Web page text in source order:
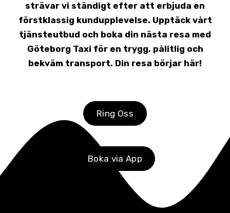
strävar vi ständigt efter att erbjuda en
förstklassig kundupplevelse. Upptäck vårt
tjänsteutbud och boka din nästa resa med
Göteborg Taxi för en trygg, pålitlig och
bekväm transport. Din resa börjar här!
Ring Oss
Boka via App